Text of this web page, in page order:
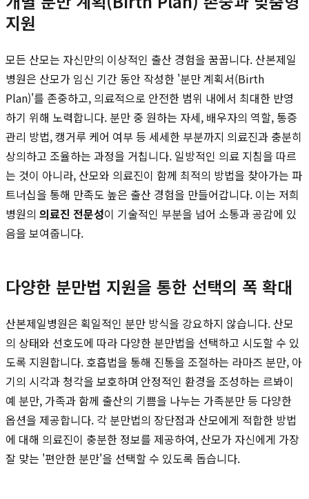
지원
모든 산모는 자신만의 이상적인 출산 경험을 꿈꿉니다. 산본제일
병원은 산모가 임신 기간 동안 작성한 '분만 계획서(Birth
Plan)'를 존중하고, 의료적으로 안전한 범위 내에서 최대한 반영
하기 위해 노력합니다. 분만 중 원하는 자세, 배우자의 역할, 통증
관리 방법, 캥거루 케어 여부 등 세세한 부분까지 의료진과 충분히
상의하고 조율하는 과정을 거칩니다. 일방적인 의료 지침을 따르
는 것이 아니라, 산모와 의료진이 함께 최적의 방법을 찾아가는 파
트너십을 통해 만족도 높은 출산 경험을 만들어갑니다. 이는 저희
병원의 의료진 전문성이 기술적인 부분을 넘어 소통과 공감에 있
음을 보여줍니다.
다양한 분만법 지원을 통한 선택의 폭 확대
산본제일병원은 획일적인 분만 방식을 강요하지 않습니다. 산모
의 상태와 선호도에 따라 다양한 분만법을 선택하고 시도할 수 있
도록 지원합니다. 호흡법을 통해 진통을 조절하는 라마즈 분만, 아
기의 시각과 청각을 보호하며 안정적인 환경을 조성하는 르봐이
예 분만, 가족과 함께 출산의 기쁨을 나누는 가족분만 등 다양한
옵션을 제공합니다. 각 분만법의 장단점과 산모에게 적합한 방법
에 대해 의료진이 충분한 정보를 제공하여, 산모가 자신에게 가장
잘 맞는 '편안한 분만'을 선택할 수 있도록 돕습니다.